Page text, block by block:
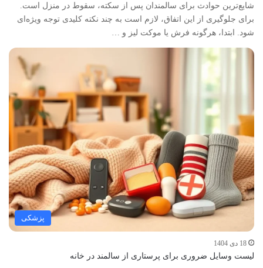
شایع‌ترین حوادث برای سالمندان پس از سکته، سقوط در منزل است.
برای جلوگیری از این اتفاق، لازم است به چند نکته کلیدی توجه ویژه‌ای
شود. ابتدا، هرگونه فرش یا موکت لیز و …
پزشکی
18 دی 1404
لیست وسایل ضروری برای پرستاری از سالمند در خانه